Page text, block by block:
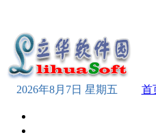
2026年8月7日 星期五 首